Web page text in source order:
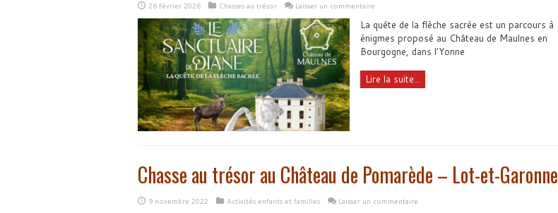
26 février 2026 Chasses au trésor Laisser un commentaire
La quête de la flèche sacrée est un parcours à
énigmes proposé au Château de Maulnes en
Bourgogne, dans l'Yonne
Lire la suite...
Chasse au trésor au Château de Pomarède – Lot-et-Garonne
9 novembre 2022 Activités enfants et familles Laisser un commentaire